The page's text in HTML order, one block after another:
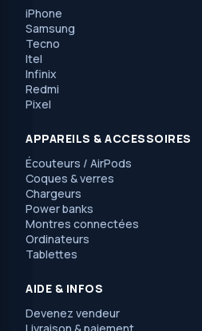
iPhone
Samsung
Tecno
Itel
Infinix
Redmi
Pixel
APPAREILS & ACCESSOIRES
Écouteurs / AirPods
Coques & verres
Chargeurs
Power banks
Montres connectées
Ordinateurs
Tablettes
AIDE & INFOS
Devenez vendeur